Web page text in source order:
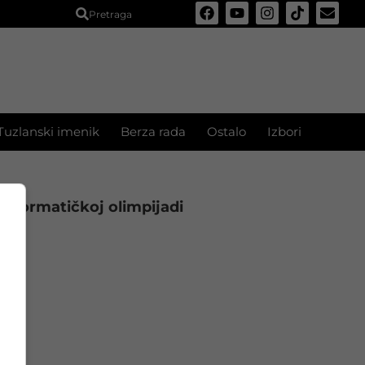
Pretraga
imenik Berza rada Ostalo Izbori
olimpijadi